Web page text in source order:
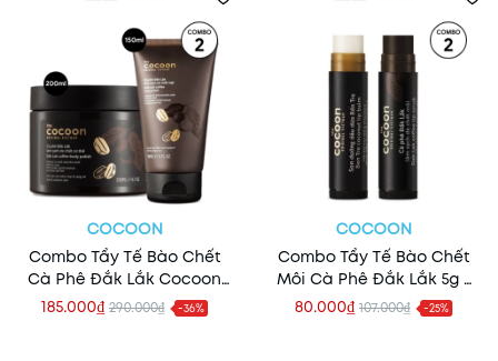
COCOON
Combo Tẩy Tế Bào Chết
Cà Phê Đắk Lắk Cocoon
Body 200ml + Tẩy Tế Bào
Chết Mặt Cà Phê Đắk Lắk
185.000₫ 290.000₫ -36%
COCOON
Combo Tẩy Tế Bào Chết
Môi Cà Phê Đắk Lắk 5g +
Son Dưỡng Dầu Dừa Bến
Tre Cocoon Coconut 5g
80.000₫ 107.000₫ -25%